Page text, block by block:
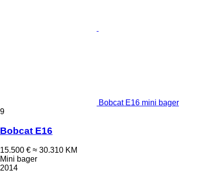
Bobcat E16 mini bager
9
Bobcat E16
15.500 € ≈ 30.310 KM
Mini bager
2014